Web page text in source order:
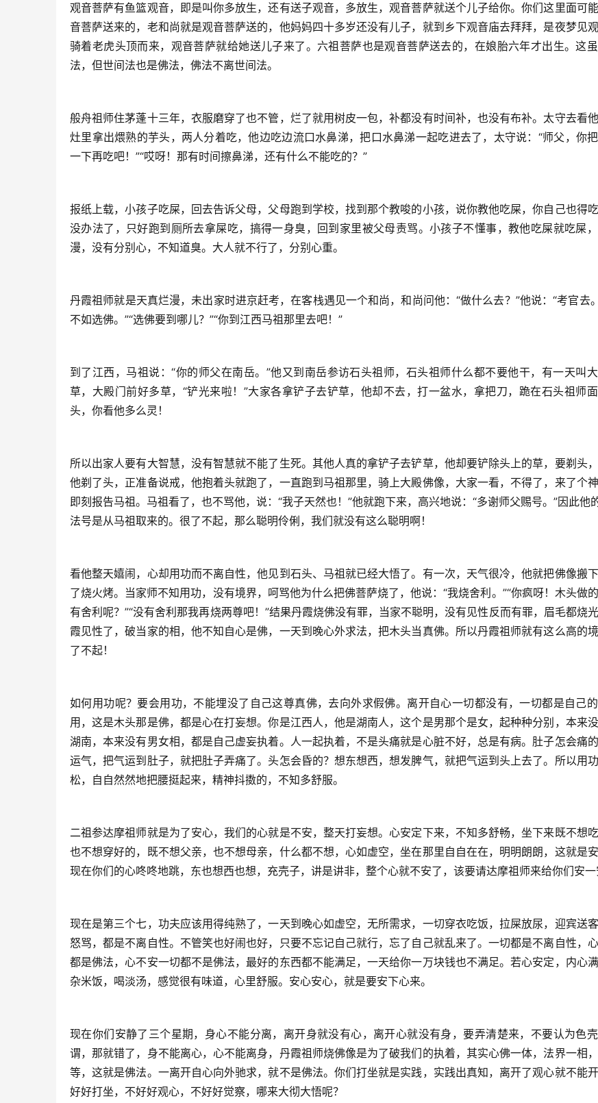
观音菩萨有鱼篮观音，即是叫你多放生，还有送子观音，多放生，观音菩萨就送个儿子给你。你们这里面可
音菩萨送来的，老和尚就是观音菩萨送的，他妈妈四十多岁还没有儿子，就到乡下观音庙去拜拜，是夜梦见
骑着老虎头顶而来，观音菩萨就给她送儿子来了。六祖菩萨也是观音菩萨送去的，在娘胎六年才出生。这
法，但世间法也是佛法，佛法不离世间法。
般舟祖师住茅蓬十三年，衣服磨穿了也不管，烂了就用树皮一包，补都没有时间补，也没有布补。太守去看
灶里拿出煨熟的芋头，两人分着吃，他边吃边流口水鼻涕，把口水鼻涕一起吃进去了，太守说：“师父，你
一下再吃吧！”“哎呀！那有时间擦鼻涕，还有什么不能吃的？”
报纸上载，小孩子吃屎，回去告诉父母，父母跑到学校，找到那个教唆的小孩，说你教他吃屎，你自己也得
没办法了，只好跑到厕所去拿屎吃，搞得一身臭，回到家里被父母责骂。小孩子不懂事，教他吃屎就吃屎
漫，没有分别心，不知道臭。大人就不行了，分别心重。
丹霞祖师就是天真烂漫，未出家时进京赶考，在客栈遇见一个和尚，和尚问他：“做什么去？”他说：“考官去
不如选佛。”“选佛要到哪儿？”“你到江西马祖那里去吧！”
到了江西，马祖说：“你的师父在南岳。”他又到南岳参访石头祖师，石头祖师什么都不要他干，有一天叫
草，大殿门前好多草，“铲光来啦！”大家各拿铲子去铲草，他却不去，打一盆水，拿把刀，跪在石头祖师
头，你看他多么灵！
所以出家人要有大智慧，没有智慧就不能了生死。其他人真的拿铲子去铲草，他却要铲除头上的草，要剃头
他剃了头，正准备说戒，他抱着头就跑了，一直跑到马祖那里，骑上大殿佛像，大家一看，不得了，来了个神
即刻报告马祖。马祖看了，也不骂他，说：“我子天然也！”他就跑下来，高兴地说：“多谢师父赐号。”因此他
法号是从马祖取来的。很了不起，那么聪明伶俐，我们就没有这么聪明啊！
看他整天嬉闹，心却用功而不离自性，他见到石头、马祖就已经大悟了。有一次，天气很冷，他就把佛像搬
了烧火烤。当家师不知用功，没有境界，呵骂他为什么把佛菩萨烧了，他说：“我烧舍利。”“你疯呀！木头做
有舍利呢？”“没有舍利那我再烧两尊吧！”结果丹霞烧佛没有罪，当家不聪明，没有见性反而有罪，眉毛都烧
霞见性了，破当家的相，他不知自心是佛，一天到晚心外求法，把木头当真佛。所以丹霞祖师就有这么高的
了不起！
如何用功呢？要会用功，不能埋没了自己这尊真佛，去向外求假佛。离开自心一切都没有，一切都是自己
用，这是木头那是佛，都是心在打妄想。你是江西人，他是湖南人，这个是男那个是女，起种种分别，本来
湖南，本来没有男女相，都是自己虚妄执着。人一起执着，不是头痛就是心脏不好，总是有病。肚子怎会痛
运气，把气运到肚子，就把肚子弄痛了。头怎会昏的？想东想西，想发脾气，就把气运到头上去了。所以用
松，自自然然地把腰挺起来，精神抖擞的，不知多舒服。
二祖参达摩祖师就是为了安心，我们的心就是不安，整天打妄想。心安定下来，不知多舒畅，坐下来既不想吃
也不想穿好的，既不想父亲，也不想母亲，什么都不想，心如虚空，坐在那里自自在在，明明朗朗，这就是安
现在你们的心咚咚地跳，东也想西也想，充壳子，讲是讲非，整个心就不安了，该要请达摩祖师来给你们安一
现在是第三个七，功夫应该用得纯熟了，一天到晚心如虚空，无所需求，一切穿衣吃饭，拉屎放尿，迎宾送
怒骂，都是不离自性。不管笑也好闹也好，只要不忘记自己就行，忘了自己就乱来了。一切都是不离自性，
都是佛法，心不安一切都不是佛法，最好的东西都不能满足，一天给你一万块钱也不满足。若心安定，内心
杂米饭，喝淡汤，感觉很有味道，心里舒服。安心安心，就是要安下心来。
现在你们安静了三个星期，身心不能分离，离开身就没有心，离开心就没有身，要弄清楚来，不要认为色
谓，那就错了，身不能离心，心不能离身，丹霞祖师烧佛像是为了破我们的执着，其实心佛一体，法界一相
等，这就是佛法。一离开自心向外驰求，就不是佛法。你们打坐就是实践，实践出真知，离开了观心就不能
好好打坐，不好好观心，不好好觉察，哪来大彻大悟呢？